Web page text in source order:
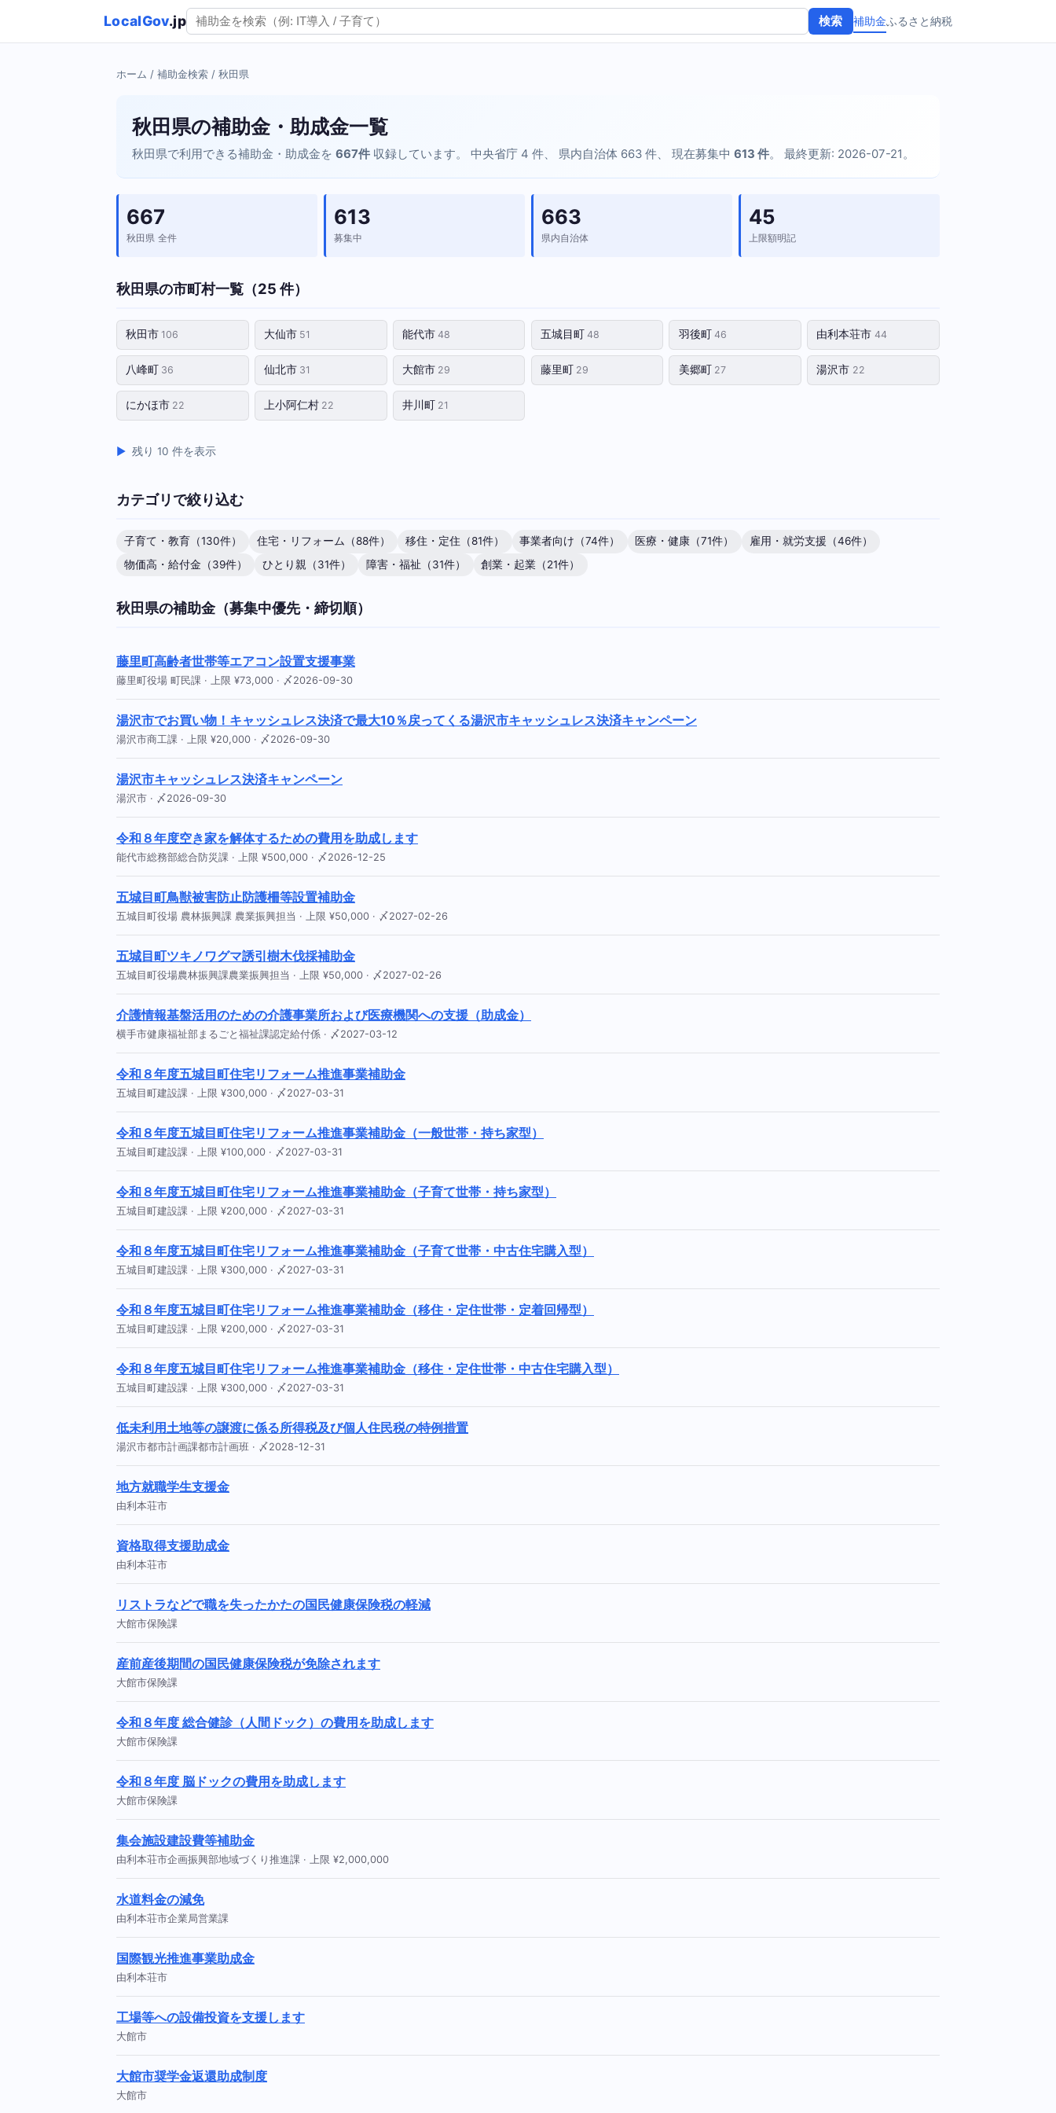
LocalGov.jp 検索 補助金ふるさと納税
ホーム / 補助金検索 / 秋田県
秋田県の補助金・助成金一覧
秋田県で利用できる補助金・助成金を 667件 収録しています。 中央省庁 4 件、 県内自治体 663 件、 現在募集中 613 件。 最終更新: 2026-07-21。
667
秋田県 全件
613
募集中
663
県内自治体
45
上限額明記
秋田県の市町村一覧（25 件）
秋田市 106 大仙市 51 能代市 48 五城目町 48 羽後町 46 由利本荘市 44
八峰町 36 仙北市 31 大館市 29 藤里町 29 美郷町 27 湯沢市 22
にかほ市 22 上小阿仁村 22 井川町 21
残り 10 件を表示
カテゴリで絞り込む
子育て・教育（130件） 住宅・リフォーム（88件） 移住・定住（81件） 事業者向け（74件） 医療・健康（71件）
雇用・就労支援（46件）
物価高・給付金（39件）
ひとり親（31件） 障害・福祉（31件） 創業・起業（21件）
秋田県の補助金（募集中優先・締切順）
藤里町高齢者世帯等エアコン設置支援事業
藤里町役場 町民課 · 上限 ¥73,000 · 〆2026-09-30
湯沢市でお買い物！キャッシュレス決済で最大10％戻ってくる湯沢市キャッシュレス決済キャンペーン
湯沢市商工課 · 上限 ¥20,000 · 〆2026-09-30
湯沢市キャッシュレス決済キャンペーン
湯沢市 · 〆2026-09-30
令和８年度空き家を解体するための費用を助成します
能代市総務部総合防災課 · 上限 ¥500,000 · 〆2026-12-25
五城目町鳥獣被害防止防護柵等設置補助金
五城目町役場 農林振興課 農業振興担当 · 上限 ¥50,000 · 〆2027-02-26
五城目町ツキノワグマ誘引樹木伐採補助金
五城目町役場農林振興課農業振興担当 · 上限 ¥50,000 · 〆2027-02-26
介護情報基盤活用のための介護事業所および医療機関への支援（助成金）
横手市健康福祉部まるごと福祉課認定給付係 · 〆2027-03-12
令和８年度五城目町住宅リフォーム推進事業補助金
五城目町建設課 · 上限 ¥300,000 · 〆2027-03-31
令和８年度五城目町住宅リフォーム推進事業補助金（一般世帯・持ち家型）
五城目町建設課 · 上限 ¥100,000 · 〆2027-03-31
令和８年度五城目町住宅リフォーム推進事業補助金（子育て世帯・持ち家型）
五城目町建設課 · 上限 ¥200,000 · 〆2027-03-31
令和８年度五城目町住宅リフォーム推進事業補助金（子育て世帯・中古住宅購入型）
五城目町建設課 · 上限 ¥300,000 · 〆2027-03-31
令和８年度五城目町住宅リフォーム推進事業補助金（移住・定住世帯・定着回帰型）
五城目町建設課 · 上限 ¥200,000 · 〆2027-03-31
令和８年度五城目町住宅リフォーム推進事業補助金（移住・定住世帯・中古住宅購入型）
五城目町建設課 · 上限 ¥300,000 · 〆2027-03-31
低未利用土地等の譲渡に係る所得税及び個人住民税の特例措置
湯沢市都市計画課都市計画班 · 〆2028-12-31
地方就職学生支援金
由利本荘市
資格取得支援助成金
由利本荘市
リストラなどで職を失ったかたの国民健康保険税の軽減
大館市保険課
産前産後期間の国民健康保険税が免除されます
大館市保険課
令和８年度 総合健診（人間ドック）の費用を助成します
大館市保険課
令和８年度 脳ドックの費用を助成します
大館市保険課
集会施設建設費等補助金
由利本荘市企画振興部地域づくり推進課 · 上限 ¥2,000,000
水道料金の減免
由利本荘市企業局営業課
国際観光推進事業助成金
由利本荘市
工場等への設備投資を支援します
大館市
大館市奨学金返還助成制度
大館市